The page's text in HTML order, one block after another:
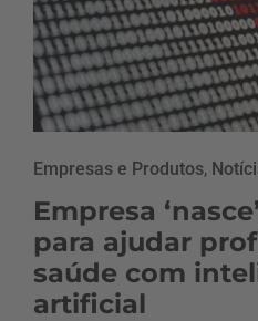
Empresas e Produtos,
Empresa
para ajudar
saúde com
artificial